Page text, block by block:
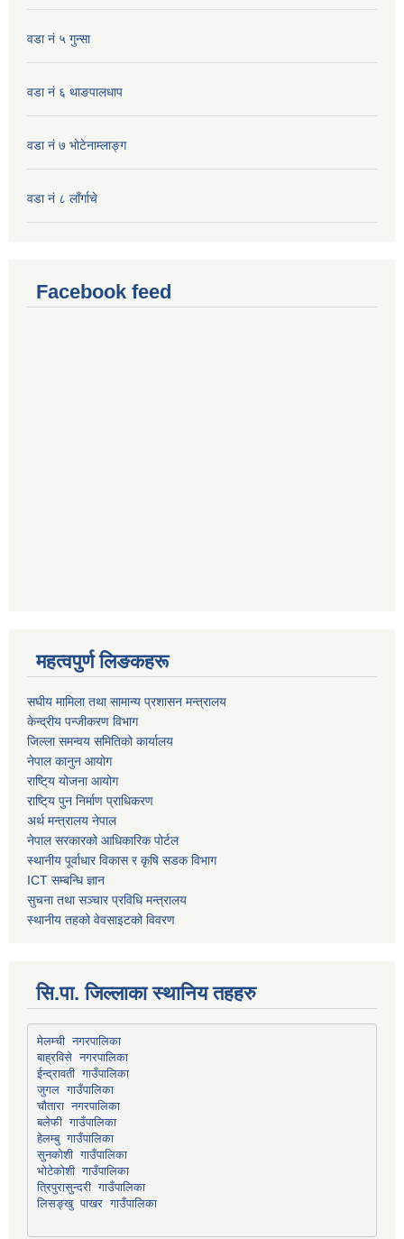
वडा नं ५ गुन्सा
वडा नं ६ थाङपालधाप
वडा नं ७ भाेटेनाम्लाङ्ग
वडा नं ८ लाँर्गाचे
Facebook feed
महत्वपुर्ण लिङकहरू
स‌घीय मामिला तथा सामान्य प्रशासन मन्त्रालय
केन्द्रीय पन्जीकरण विभाग
जिल्ला समन्वय समितिको कार्यालय
नेपाल कानुन आयोग
राष्टि्य योजना आयोग
राष्टि्य पुन निर्माण प्राधिकरण
अर्थ मन्त्रालय नेपाल
नेपाल सरकारको आधिकारिक पोर्टल
स्थानीय पूर्वाधार विकास र कृषि सडक विभाग
ICT सम्बन्धि ज्ञान
सुचना तथा सञ्चार प्रविधि मन्त्रालय
स्थानीय तहको वेवसाइटको विवरण
सि.पा. जिल्लाका स्थानिय तहहरु
मेलम्ची नगरपालिका
बाह्रविसे नगरपालिका
ईन्द्रावती गाउँपालिका
जुगल गाउँपालिका
चौतारा नगरपालिका
बलेफी गाउँपालिका
हेलम्बु गाउँपालिका
सुनकोशी गाउँपालिका
भोटेकोशी गाउँपालिका
त्रिपुरासुन्दरी गाउँपालिका
लिसङ्खु पाखर गाउँपालिका